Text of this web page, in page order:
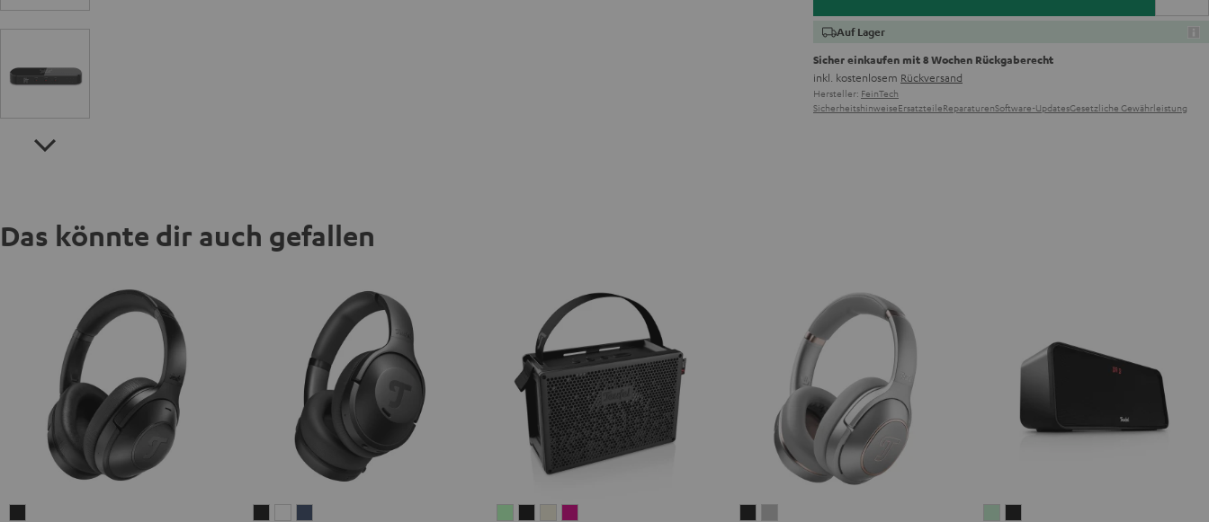
Auf Lager
Sicher einkaufen mit 8 Wochen Rückgaberecht
inkl. kostenlosem Rückversand
Hersteller: FeinTech
SicherheitshinweiseErsatzteileReparaturenSoftware-UpdatesGesetzliche Gewährleistung
Das könnte dir auch gefallen